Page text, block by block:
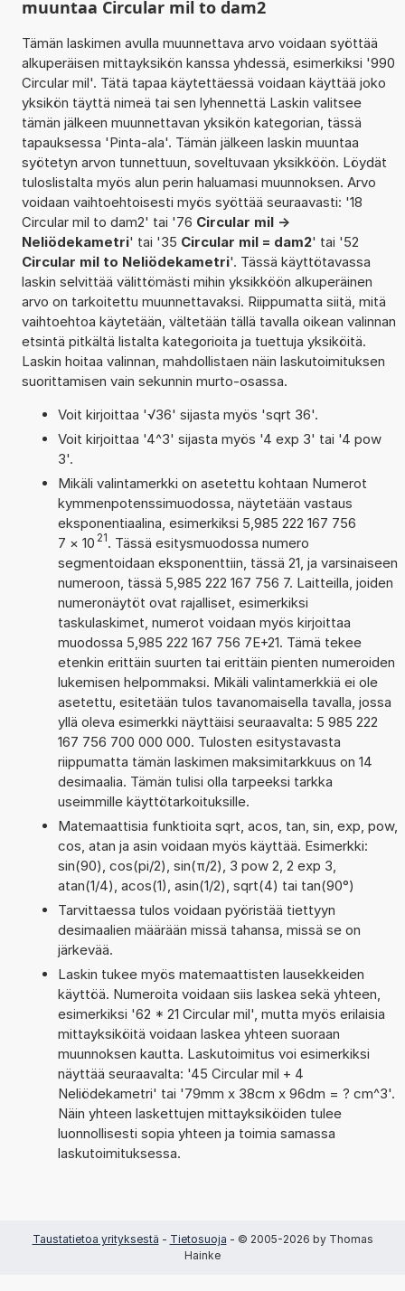
muuntaa Circular mil to dam2
Tämän laskimen avulla muunnettava arvo voidaan syöttää
alkuperäisen mittayksikön kanssa yhdessä, esimerkiksi '990
Circular mil'. Tätä tapaa käytettäessä voidaan käyttää joko
yksikön täyttä nimeä tai sen lyhennettä Laskin valitsee
tämän jälkeen muunnettavan yksikön kategorian, tässä
tapauksessa 'Pinta-ala'. Tämän jälkeen laskin muuntaa
syötetyn arvon tunnettuun, soveltuvaan yksikköön. Löydät
tuloslistalta myös alun perin haluamasi muunnoksen. Arvo
voidaan vaihtoehtoisesti myös syöttää seuraavasti: '18
Circular mil to dam2' tai '76 Circular mil ->
Neliödekametri' tai '35 Circular mil = dam2' tai '52
Circular mil to Neliödekametri'. Tässä käyttötavassa
laskin selvittää välittömästi mihin yksikköön alkuperäinen
arvo on tarkoitettu muunnettavaksi. Riippumatta siitä, mitä
vaihtoehtoa käytetään, vältetään tällä tavalla oikean valinnan
etsintä pitkältä listalta kategorioita ja tuettuja yksiköitä.
Laskin hoitaa valinnan, mahdollistaen näin laskutoimituksen
suorittamisen vain sekunnin murto-osassa.
Voit kirjoittaa '√36' sijasta myös 'sqrt 36'.
Voit kirjoittaa '4^3' sijasta myös '4 exp 3' tai '4 pow
3'.
Mikäli valintamerkki on asetettu kohtaan Numerot
kymmenpotenssimuodossa, näytetään vastaus
eksponentiaalina, esimerkiksi 5,985 222 167 756
7 × 10 21. Tässä esitysmuodossa numero
segmentoidaan eksponenttiin, tässä 21, ja varsinaiseen
numeroon, tässä 5,985 222 167 756 7. Laitteilla, joiden
numeronäytöt ovat rajalliset, esimerkiksi
taskulaskimet, numerot voidaan myös kirjoittaa
muodossa 5,985 222 167 756 7E+21. Tämä tekee
etenkin erittäin suurten tai erittäin pienten numeroiden
lukemisen helpommaksi. Mikäli valintamerkkiä ei ole
asetettu, esitetään tulos tavanomaisella tavalla, jossa
yllä oleva esimerkki näyttäisi seuraavalta: 5 985 222
167 756 700 000 000. Tulosten esitystavasta
riippumatta tämän laskimen maksimitarkkuus on 14
desimaalia. Tämän tulisi olla tarpeeksi tarkka
useimmille käyttötarkoituksille.
Matemaattisia funktioita sqrt, acos, tan, sin, exp, pow,
cos, atan ja asin voidaan myös käyttää. Esimerkki:
sin(90), cos(pi/2), sin(π/2), 3 pow 2, 2 exp 3,
atan(1/4), acos(1), asin(1/2), sqrt(4) tai tan(90°)
Tarvittaessa tulos voidaan pyöristää tiettyyn
desimaalien määrään missä tahansa, missä se on
järkevää.
Laskin tukee myös matemaattisten lausekkeiden
käyttöä. Numeroita voidaan siis laskea sekä yhteen,
esimerkiksi '62 * 21 Circular mil', mutta myös erilaisia
mittayksiköitä voidaan laskea yhteen suoraan
muunnoksen kautta. Laskutoimitus voi esimerkiksi
näyttää seuraavalta: '45 Circular mil + 4
Neliödekametri' tai '79mm x 38cm x 96dm = ? cm^3'.
Näin yhteen laskettujen mittayksiköiden tulee
luonnollisesti sopia yhteen ja toimia samassa
laskutoimituksessa.
Taustatietoa yrityksestä - Tietosuoja - © 2005-2026 by Thomas
Hainke